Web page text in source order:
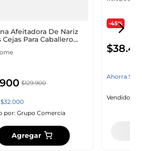
Afeitadora De Nariz
Cejas Para Caballero
$129.900
$32.000
por: Grupo Comercia
Agregar
Usb
INNOVO
$38.
Ahorra$